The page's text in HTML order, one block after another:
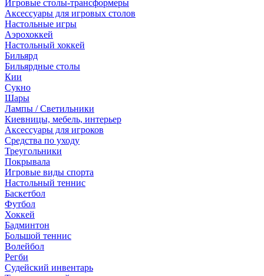
Игровые столы-трансформеры
Аксессуары для игровых столов
Настольные игры
Аэрохоккей
Настольный хоккей
Бильярд
Бильярдные столы
Кии
Сукно
Шары
Лампы / Светильники
Киевницы, мебель, интерьер
Аксессуары для игроков
Средства по уходу
Треугольники
Покрывала
Игровые виды спорта
Настольный теннис
Баскетбол
Футбол
Хоккей
Бадминтон
Большой теннис
Волейбол
Регби
Судейский инвентарь